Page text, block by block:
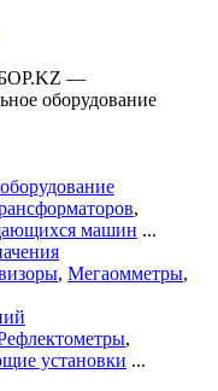
—
оборудование
,
машин ...
, Мегаомметры,
,
установки ...